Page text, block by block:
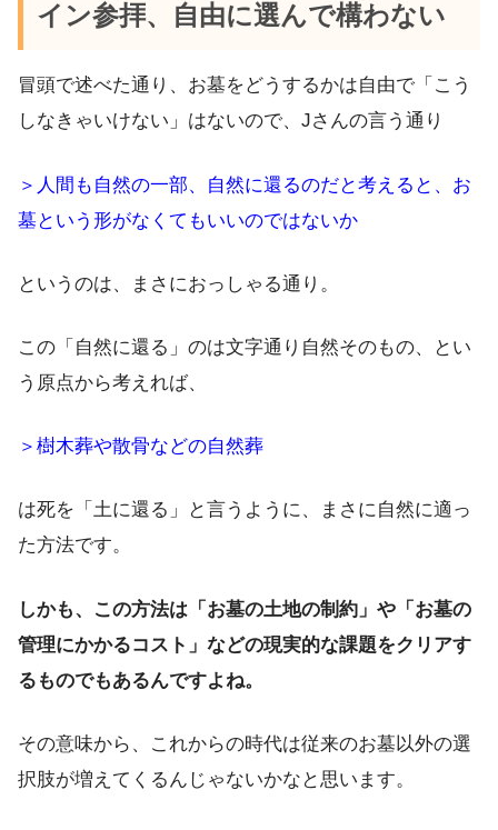
イン参拝、自由に選んで構わない
冒頭で述べた通り、お墓をどうするかは自由で「こう
しなきゃいけない」はないので、Jさんの言う通り
＞人間も自然の一部、自然に還るのだと考えると、お
墓という形がなくてもいいのではないか
というのは、まさにおっしゃる通り。
この「自然に還る」のは文字通り自然そのもの、とい
う原点から考えれば、
＞樹木葬や散骨などの自然葬
は死を「土に還る」と言うように、まさに自然に適っ
た方法です。
しかも、この方法は「お墓の土地の制約」や「お墓の
管理にかかるコスト」などの現実的な課題をクリアす
るものでもあるんですよね。
その意味から、これからの時代は従来のお墓以外の選
択肢が増えてくるんじゃないかなと思います。